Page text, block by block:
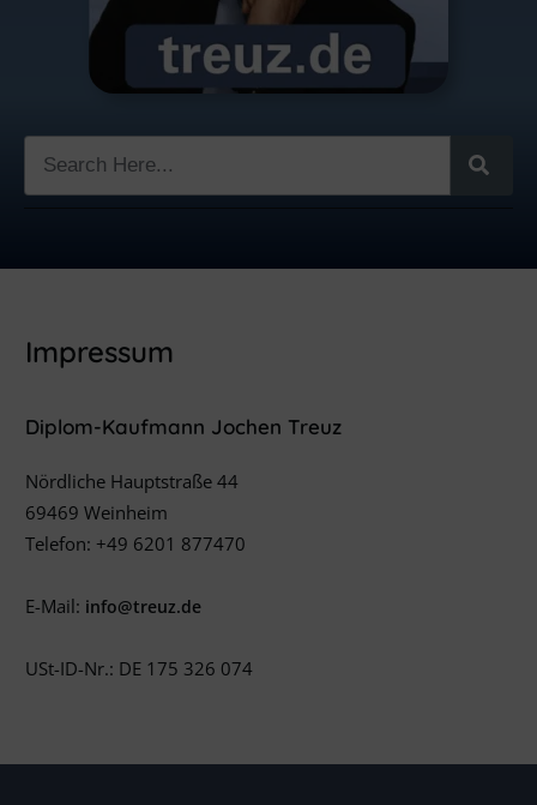
Impressum
Diplom-Kaufmann Jochen Treuz
Nördliche Hauptstraße 44
69469 Weinheim
Telefon: +49 6201 877470
E-Mail: info@treuz.de
USt-ID-Nr.: DE 175 326 074